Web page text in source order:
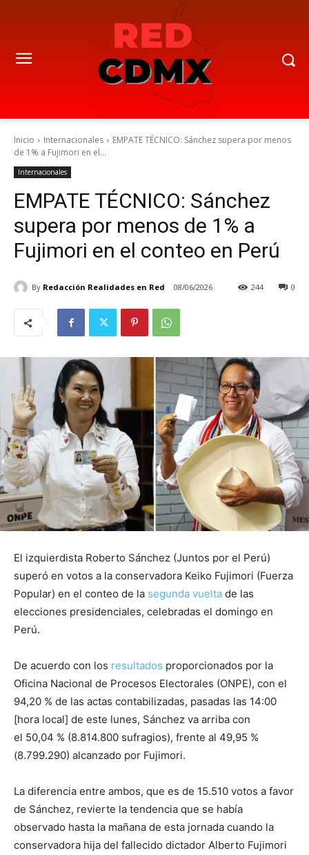
Inicio Internacionales
EMPATE TÉCNICO: Sánchez supera por menos
de 1% a Fujimori en el...
Internacionales
EMPATE TÉCNICO: Sánchez
supera por menos de 1% a
Fujimori en el conteo en Perú
By Redacción Realidades en Red 08/06/2026 0
244
El izquierdista Roberto Sánchez (Juntos por el Perú)
superó en votos a la conservadora Keiko Fujimori (Fuerza
Popular) en el conteo de la segunda vuelta de las
elecciones presidenciales, celebradas el domingo en
Perú.
De acuerdo con los resultados proporcionados por la
Oficina Nacional de Procesos Electorales (ONPE), con el
94,20 % de las actas contabilizadas, pasadas las 14:00
[hora local] de este lunes, Sánchez va arriba con
el 50,04 % (8.814.800 sufragios), frente al 49,95 %
(8.799.290) alcanzado por Fujimori.
La diferencia entre ambos, que es de 15.510 votos a favor
de Sánchez, revierte la tendencia que se había
observado hasta la mañana de esta jornada cuando la
conservadora hija del fallecido dictador Alberto Fujimori